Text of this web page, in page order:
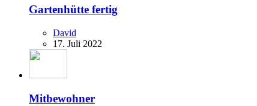
Gartenhütte fertig
David
17. Juli 2022
Mitbewohner